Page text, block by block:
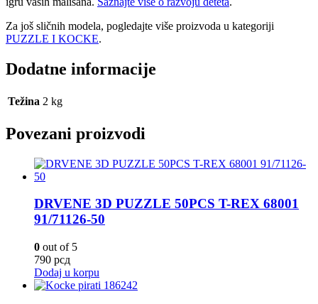
Za još sličnih modela, pogledajte više proizvoda u kategoriji
PUZZLE I KOCKE.
Dodatne informacije
Težina 2 kg
Povezani proizvodi
DRVENE 3D PUZZLE 50PCS T-REX 68001
91/71126-50
0 out of 5
790 рсд
Dodaj u korpu